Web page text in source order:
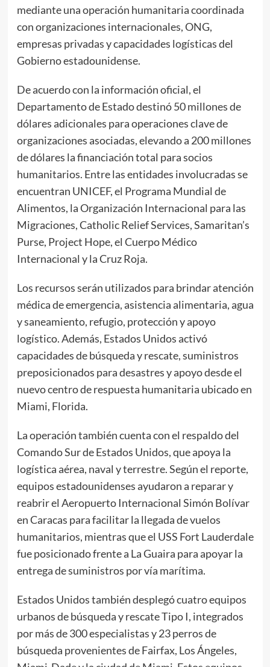
mediante una operación humanitaria coordinada
con organizaciones internacionales, ONG,
empresas privadas y capacidades logísticas del
Gobierno estadounidense.
De acuerdo con la información oficial, el
Departamento de Estado destinó 50 millones de
dólares adicionales para operaciones clave de
organizaciones asociadas, elevando a 200 millones
de dólares la financiación total para socios
humanitarios. Entre las entidades involucradas se
encuentran UNICEF, el Programa Mundial de
Alimentos, la Organización Internacional para las
Migraciones, Catholic Relief Services, Samaritan’s
Purse, Project Hope, el Cuerpo Médico
Internacional y la Cruz Roja.
Los recursos serán utilizados para brindar atención
médica de emergencia, asistencia alimentaria, agua
y saneamiento, refugio, protección y apoyo
logístico. Además, Estados Unidos activó
capacidades de búsqueda y rescate, suministros
preposicionados para desastres y apoyo desde el
nuevo centro de respuesta humanitaria ubicado en
Miami, Florida.
La operación también cuenta con el respaldo del
Comando Sur de Estados Unidos, que apoya la
logística aérea, naval y terrestre. Según el reporte,
equipos estadounidenses ayudaron a reparar y
reabrir el Aeropuerto Internacional Simón Bolívar
en Caracas para facilitar la llegada de vuelos
humanitarios, mientras que el USS Fort Lauderdale
fue posicionado frente a La Guaira para apoyar la
entrega de suministros por vía marítima.
Estados Unidos también desplegó cuatro equipos
urbanos de búsqueda y rescate Tipo I, integrados
por más de 300 especialistas y 23 perros de
búsqueda provenientes de Fairfax, Los Ángeles,